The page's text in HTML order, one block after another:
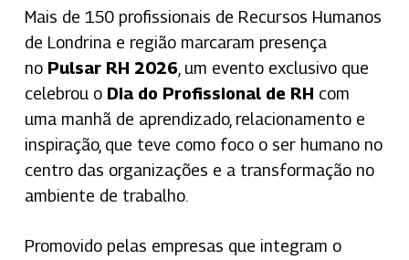
Mais de 150 profissionais de Recursos Humanos
de Londrina e região marcaram presença
no Pulsar RH 2026 , um evento exclusivo que
celebrou o Dia do Profissional de RH com
uma manhã de aprendizado, relacionamento e
inspiração, que teve como foco o ser humano no
centro das organizações e a transformação no
ambiente de trabalho.
Promovido pelas empresas que integram o